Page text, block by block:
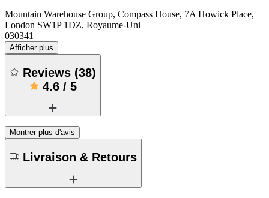
Mountain Warehouse Group, Compass House, 7A Howick Place,
London SW1P 1DZ, Royaume-Uni
030341
Afficher plus
Reviews (38)
4.6/ 5
Montrer plus d'avis
Livraison & Retours